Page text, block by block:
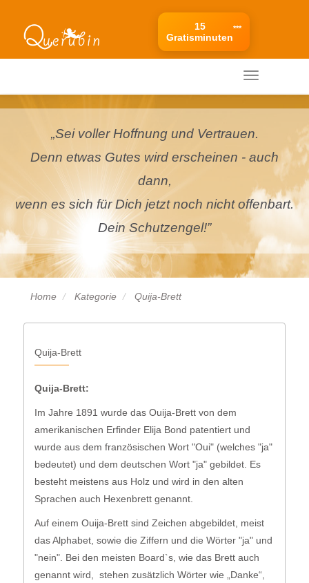
15
Gratisminuten
***
Ihr
mobiles
„Sei voller Hoffnung und Vertrauen.
Denn etwas Gutes wird erscheinen - auch
dann,
wenn es sich für Dich jetzt noch nicht offenbart.
Dein Schutzengel!”
Home Kategorie Quija-Brett
Quija-Brett
Quija-Brett:
Im Jahre 1891 wurde das Ouija-Brett von dem
amerikanischen Erfinder Elija Bond patentiert und
wurde aus dem französischen Wort "Oui" (welches "ja"
bedeutet) und dem deutschen Wort "ja" gebildet. Es
besteht meistens aus Holz und wird in den alten
Sprachen auch Hexenbrett genannt.
Auf einem Ouija-Brett sind Zeichen abgebildet, meist
das Alphabet, sowie die Ziffern und die Wörter "ja" und
"nein". Bei den meisten Board`s, wie das Brett auch
genannt wird, stehen zusätzlich Wörter wie „Danke“,